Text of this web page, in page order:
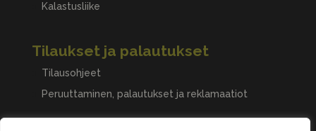
Kalastusliike
Tilaukset ja palautukset
Tilausohjeet
Peruuttaminen, palautukset ja reklamaatiot